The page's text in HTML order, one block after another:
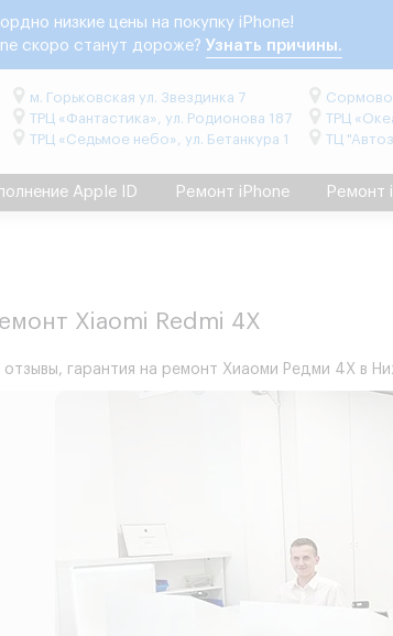
низкие цены на покупку iPhone!
скоро станут дороже? Узнать причины.
м. Горьковская ул. Звездинка 7
ТРЦ «Фантастика», ул. Родионова 187
ТРЦ «Седьмое небо», ул. Бетанкура 1
ТРЦ
ТЦ
Apple ID Ремонт iPhone Ремонт
Xiaomi Redmi 4X
гарантия на ремонт Хиаоми Редми 4Х в